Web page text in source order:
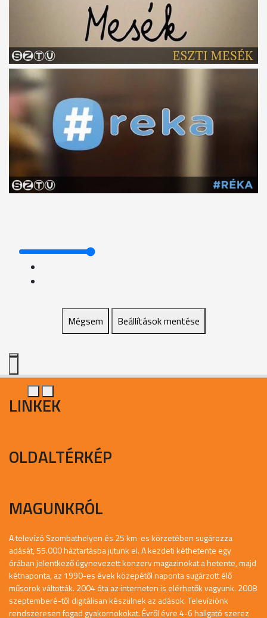
Mégsem Beállítások mentése
LINKEK
OLDALTÉRKÉP
MAGUNKRÓL
A televízó Szombathelyen és 25 km-es körzetében sugározza
adását, 55.000 háztartásba jutunk el. A kezdeti kéthetente egy
órában jelentkező úgynevezett konzerv magazinokat a hetente, majd
kétnaponta, az 1990-es évek közepétől naponta sugárzott élő
műsorok váltották. 2004 óta az interneten is elérhetők vagyunk. 2008
szeptemberé-től digitálisan készülnek az adások. Televíziónk
rendszeresen fogad gyakornokokat. Évről évre 4-6 hallgató szerez